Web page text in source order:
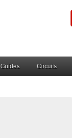
Guides Circuits